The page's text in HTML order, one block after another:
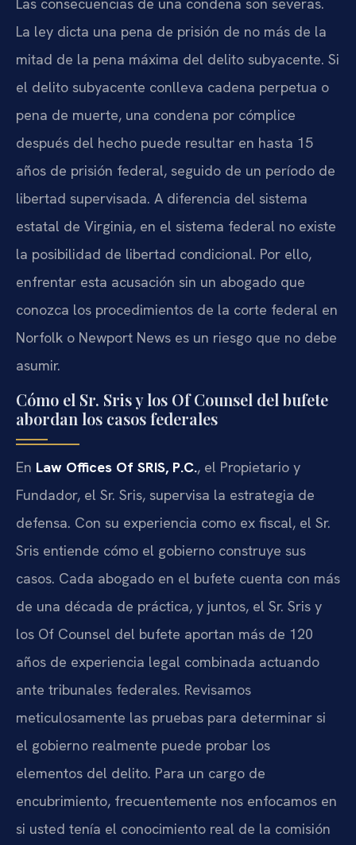
La ley dicta una pena de prisión de no más de la
mitad de la pena máxima del delito subyacente. Si
el delito subyacente conlleva cadena perpetua o
pena de muerte, una condena por cómplice
después del hecho puede resultar en hasta 15
años de prisión federal, seguido de un período de
libertad supervisada. A diferencia del sistema
estatal de Virginia, en el sistema federal no existe
la posibilidad de libertad condicional. Por ello,
enfrentar esta acusación sin un abogado que
conozca los procedimientos de la corte federal en
Norfolk o Newport News es un riesgo que no debe
asumir.
Cómo el Sr. Sris y los Of Counsel del bufete
abordan los casos federales
En Law Offices Of SRIS, P.C., el Propietario y
Fundador, el Sr. Sris, supervisa la estrategia de
defensa. Con su experiencia como ex fiscal, el Sr.
Sris entiende cómo el gobierno construye sus
casos. Cada abogado en el bufete cuenta con más
de una década de práctica, y juntos, el Sr. Sris y
los Of Counsel del bufete aportan más de 120
años de experiencia legal combinada actuando
ante tribunales federales. Revisamos
meticulosamente las pruebas para determinar si
el gobierno realmente puede probar los
elementos del delito. Para un cargo de
encubrimiento, frecuentemente nos enfocamos en
si usted tenía el conocimiento real de la comisión